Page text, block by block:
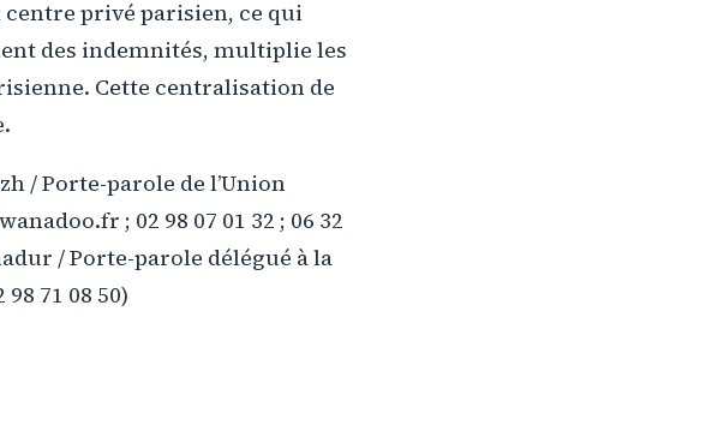
centre privé parisien, ce qui
des indemnités, multiplie les
Cette centralisation de
/ Porte-parole de l’Union
; 02 98 07 01 32 ; 06 32
/ Porte-parole délégué à la
71 08 50)